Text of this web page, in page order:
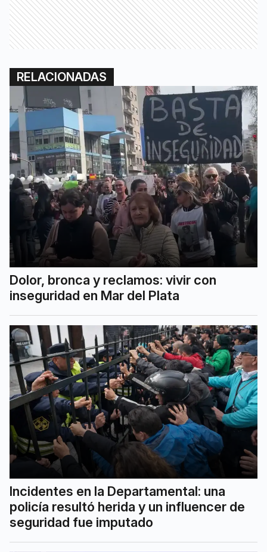
RELACIONADAS
Dolor, bronca y reclamos: vivir con
inseguridad en Mar del Plata
Incidentes en la Departamental: una
policía resultó herida y un influencer de
seguridad fue imputado